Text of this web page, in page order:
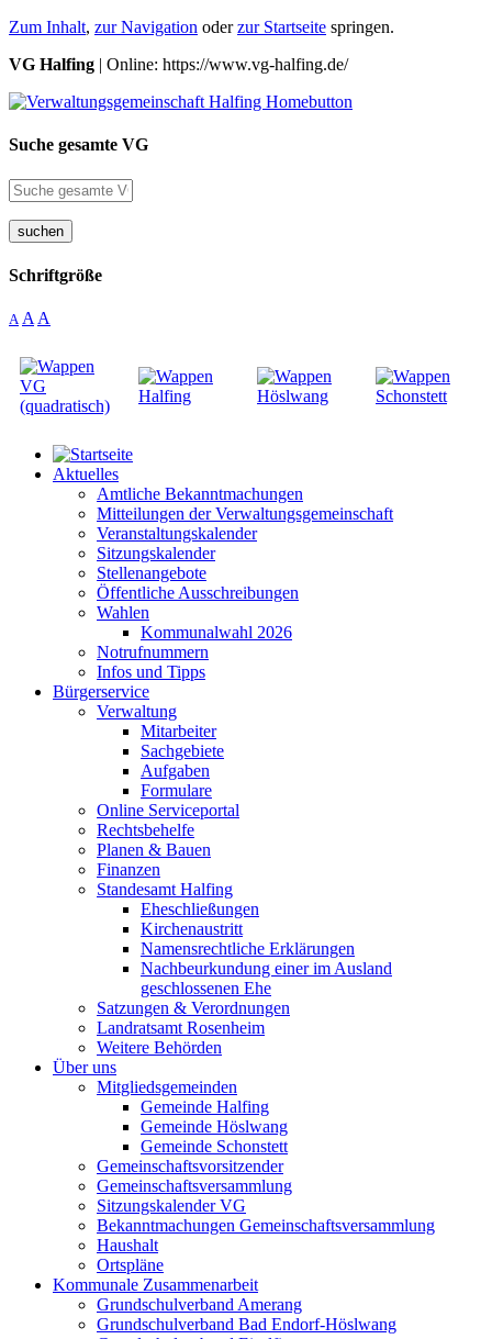
Zum Inhalt, zur Navigation oderzur Startseite springen.
VG Halfing | Online: https://www.vg-halfing.de/
Suche gesamte VG
suchen
Schriftgröße
A A A
Aktuelles
Amtliche Bekanntmachungen
Mitteilungen der Verwaltungsgemeinschaft
Veranstaltungskalender
Sitzungskalender
Stellenangebote
Öffentliche Ausschreibungen
Wahlen
Kommunalwahl 2026
Notrufnummern
Infos und Tipps
Bürgerservice
Verwaltung
Mitarbeiter
Sachgebiete
Aufgaben
Formulare
Online Serviceportal
Rechtsbehelfe
Planen & Bauen
Finanzen
Standesamt Halfing
Eheschließungen
Kirchenaustritt
Namensrechtliche Erklärungen
Nachbeurkundung einer im Ausland
geschlossenen Ehe
Satzungen & Verordnungen
Landratsamt Rosenheim
Weitere Behörden
Über uns
Mitgliedsgemeinden
Gemeinde Halfing
Gemeinde Höslwang
Gemeinde Schonstett
Gemeinschaftsvorsitzender
Gemeinschaftsversammlung
Sitzungskalender VG
Bekanntmachungen Gemeinschaftsversammlung
Haushalt
Ortspläne
Kommunale Zusammenarbeit
Grundschulverband Amerang
Grundschulverband Bad Endorf-Höslwang